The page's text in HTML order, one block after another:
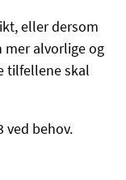
eller dersom
mer alvorlige og
tilfellene skal
ved behov.